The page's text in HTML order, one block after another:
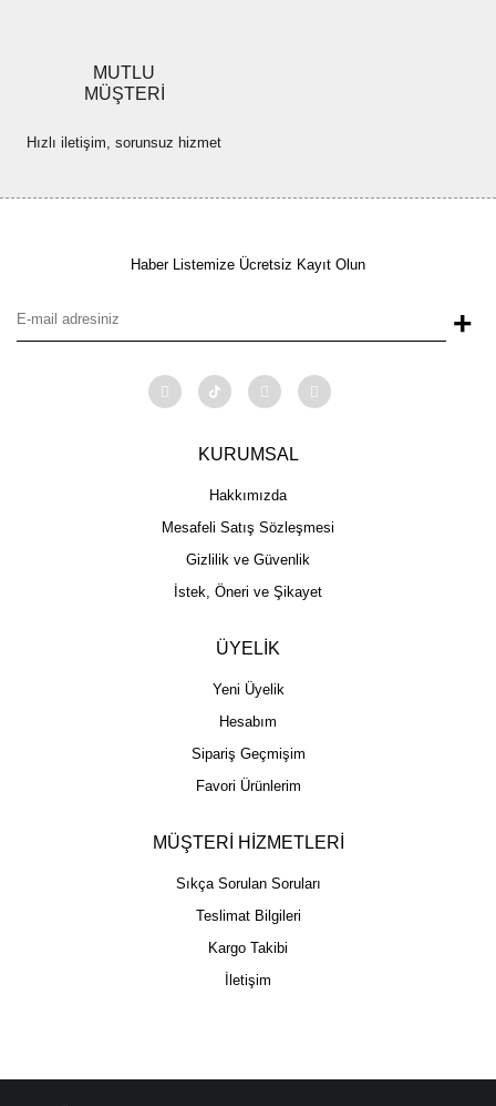
MUTLU
MÜŞTERİ
Hızlı iletişim, sorunsuz hizmet
Haber Listemize Ücretsiz Kayıt Olun
+
KURUMSAL
Hakkımızda
Mesafeli Satış Sözleşmesi
Gizlilik ve Güvenlik
İstek, Öneri ve Şikayet
ÜYELİK
Yeni Üyelik
Hesabım
Sipariş Geçmişim
Favori Ürünlerim
MÜŞTERİ HİZMETLERİ
Sıkça Sorulan Soruları
Teslimat Bilgileri
Kargo Takibi
İletişim